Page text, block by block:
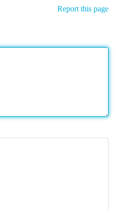
Report this page